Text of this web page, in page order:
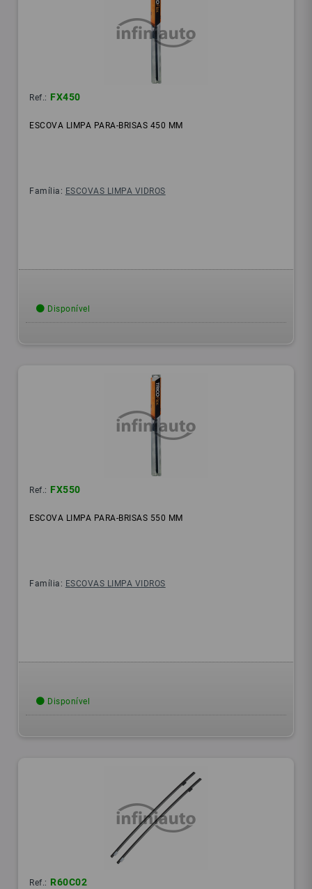
Ref.: FX450
ESCOVA LIMPA PARA-BRISAS 450 MM
Família: ESCOVAS LIMPA VIDROS
Disponível
Ref.: FX550
ESCOVA LIMPA PARA-BRISAS 550 MM
Família: ESCOVAS LIMPA VIDROS
Disponível
Ref.: R60C02